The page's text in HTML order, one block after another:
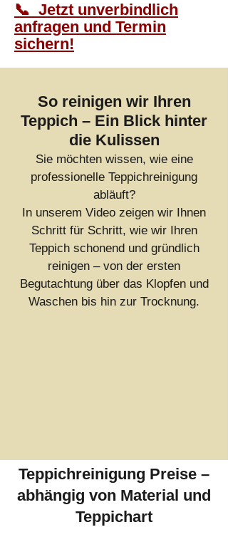
📞 Jetzt unverbindlich
anfragen und Termin
sichern!
So reinigen wir Ihren
Teppich – Ein Blick hinter
die Kulissen
Sie möchten wissen, wie eine
professionelle Teppichreinigung
abläuft?
In unserem Video zeigen wir Ihnen
Schritt für Schritt, wie wir Ihren
Teppich schonend und gründlich
reinigen – von der ersten
Begutachtung über das Klopfen und
Waschen bis hin zur Trocknung.
Teppichreinigung Preise –
abhängig von Material und
Teppichart